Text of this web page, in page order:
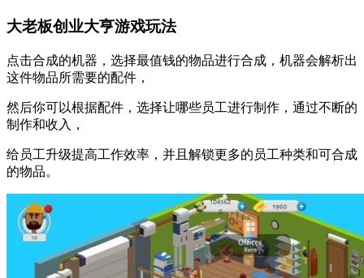
大老板创业大亨游戏玩法
点击合成的机器，选择最值钱的物品进行合成，机器会解析出
这件物品所需要的配件，
然后你可以根据配件，选择让哪些员工进行制作，通过不断的
制作和收入，
给员工升级提高工作效率，并且解锁更多的员工种类和可合成
的物品。